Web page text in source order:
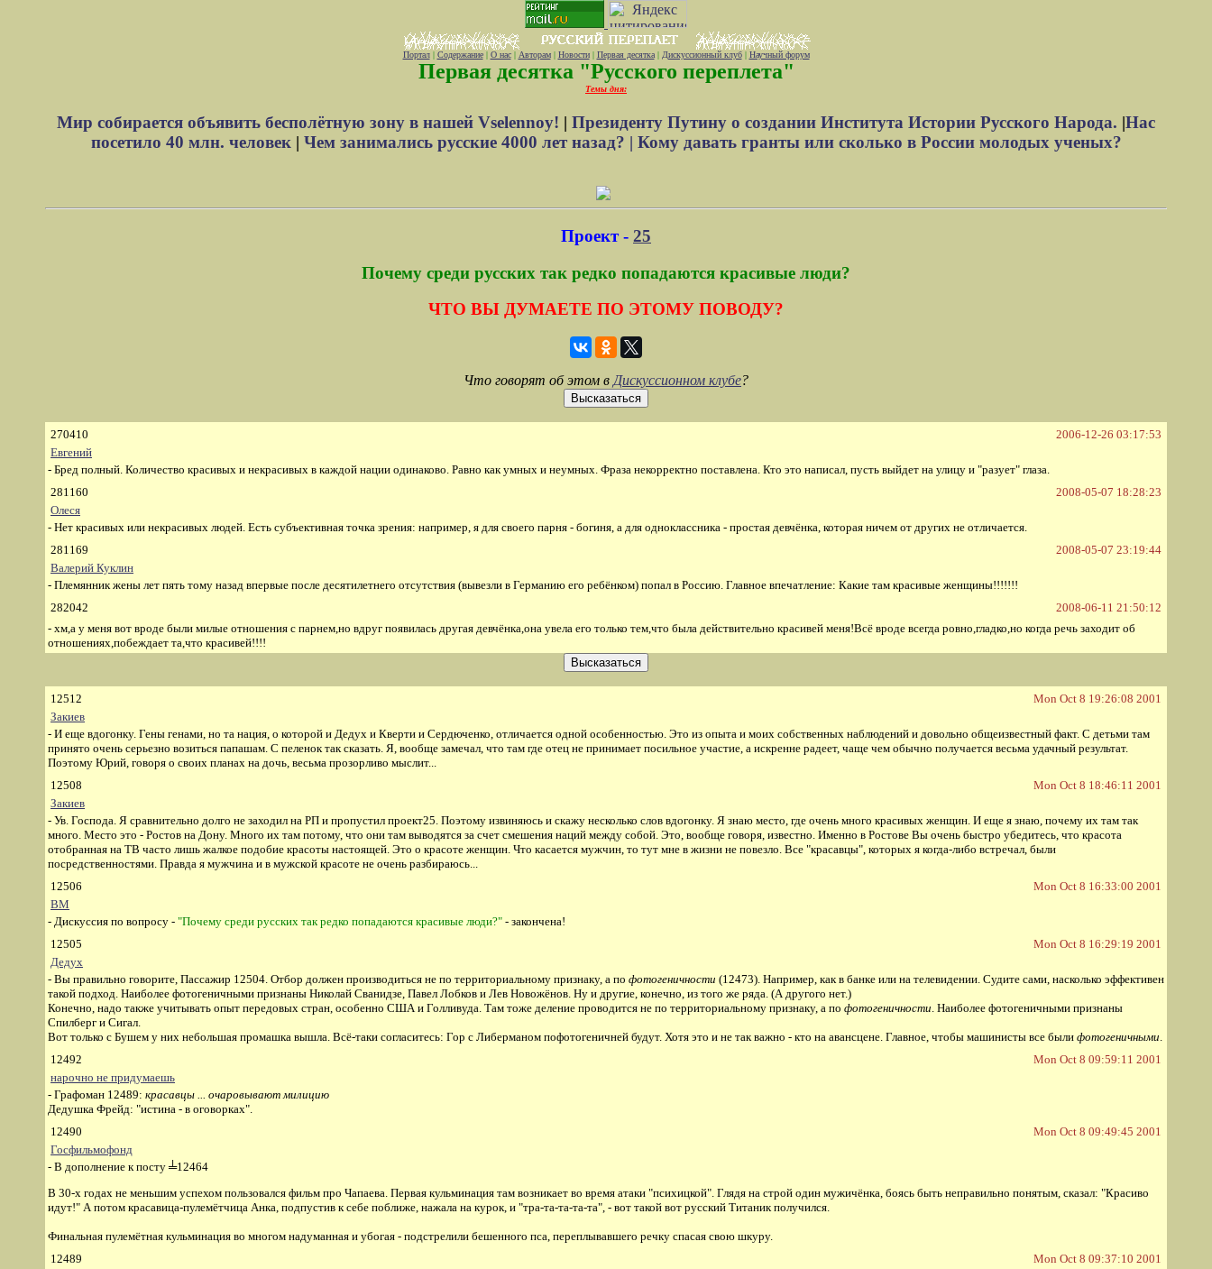
Портал| Содержание| О нас| Авторам| Новости| Первая десятка| Дискуссионный клуб| Научный форум
Первая десятка "Русского переплета"
Темы дня:
Мир собирается объявить бесполётную зону в нашей Vselennoy! | Президенту Путину о создании Института Истории Русского Народа. |Нас
посетило 40 млн. человек| Чем занимались русские 4000 лет назад? | Кому давать гранты или сколько в России молодых ученых?
Проект - 25
Почему среди русских так редко попадаются красивые люди?
ЧТО ВЫ ДУМАЕТЕ ПО ЭТОМУ ПОВОДУ?
Что говорят об этом в Дискуссионном клубе?
270410
2006-12-26 03:17:53
Евгений
- Бред полный. Количество красивых и некрасивых в каждой нации одинаково. Равно как умных и неумных. Фраза некорректно поставлена. Кто это написал, пусть выйдет на улицу и "разует" глаза.
281160
2008-05-07 18:28:23
Олеся
- Нет красивых или некрасивых людей. Есть субъективная точка зрения: например, я для своего парня - богиня, а для одноклассника - простая девчёнка, которая ничем от других не отличается.
281169
2008-05-07 23:19:44
Валерий Куклин
- Племянник жены лет пять тому назад впервые после десятилетнего отсутствия (вывезли в Германию его ребёнком) попал в Россию. Главное впечатление: Какие там красивые женщины!!!!!!!
282042
2008-06-11 21:50:12
- хм,а у меня вот вроде были милые отношения с парнем,но вдруг появилась другая девчёнка,она увела его только тем,что была действительно красивей меня!Всё вроде всегда ровно,гладко,но когда речь заходит об
отношениях,побеждает та,что красивей!!!!
12512
Mon Oct 8 19:26:08 2001
Закиев
- И еще вдогонку. Гены генами, но та нация, о которой и Дедух и Кверти и Сердюченко, отличается одной особенностью. Это из опыта и моих собственных наблюдений и довольно общеизвестный факт. С детьми там
принято очень серьезно возиться папашам. С пеленок так сказать. Я, вообще замечал, что там где отец не принимает посильное участие, а искренне радеет, чаще чем обычно получается весьма удачный результат.
Поэтому Юрий, говоря о своих планах на дочь, весьма прозорливо мыслит...
12508
Mon Oct 8 18:46:11 2001
Закиев
- Ув. Господа. Я сравнительно долго не заходил на РП и пропустил проект25. Поэтому извиняюсь и скажу несколько слов вдогонку. Я знаю место, где очень много красивых женщин. И еще я знаю, почему их там так
много. Место это - Ростов на Дону. Много их там потому, что они там выводятся за счет смешения наций между собой. Это, вообще говоря, известно. Именно в Ростове Вы очень быстро убедитесь, что красота
отобранная на ТВ часто лишь жалкое подобие красоты настоящей. Это о красоте женщин. Что касается мужчин, то тут мне в жизни не повезло. Все "красавцы", которых я когда-либо встречал, были
посредственностями. Правда я мужчина и в мужской красоте не очень разбираюсь...
12506
Mon Oct 8 16:33:00 2001
ВМ
- Дискуссия по вопросу - "Почему среди русских так редко попадаются красивые люди?" - закончена!
12505
Mon Oct 8 16:29:19 2001
Дедух
- Вы правильно говорите, Пассажир 12504. Отбор должен производиться не по территориальному признаку, а по фотогеничности (12473). Например, как в банке или на телевидении. Судите сами, насколько эффективен
такой подход. Наиболее фотогеничными признаны Николай Сванидзе, Павел Лобков и Лев Новожёнов. Ну и другие, конечно, из того же ряда. (А другого нет.)
Конечно, надо также учитывать опыт передовых стран, особенно США и Голливуда. Там тоже деление проводится не по территориальному признаку, а по фотогеничности. Наиболее фотогеничными признаны
Спилберг и Сигал.
Вот только с Бушем у них небольшая промашка вышла. Всё-таки согласитесь: Гор с Либерманом пофотогеничней будут. Хотя это и не так важно - кто на авансцене. Главное, чтобы машинисты все были фотогеничными.
12492
Mon Oct 8 09:59:11 2001
нарочно не придумаешь
- Графоман 12489: красавцы ... очаровывают милицию
Дедушка Фрейд: "истина - в оговорках".
12490
Mon Oct 8 09:49:45 2001
Госфильмофонд
- В дополнение к посту ╧12464
В 30-х годах не меньшим успехом пользовался фильм про Чапаева. Первая кульминация там возникает во время атаки "психицкой". Глядя на строй один мужичёнка, боясь быть неправильно понятым, сказал: "Красиво
идут!" А потом красавица-пулемётчица Анка, подпустив к себе поближе, нажала на курок, и "тра-та-та-та-та", - вот такой вот русский Титаник получился.
Финальная пулемётная кульминация во многом надуманная и убогая - подстрелили бешенного пса, переплывавшего речку спасая свою шкуру.
12489
Mon Oct 8 09:37:10 2001